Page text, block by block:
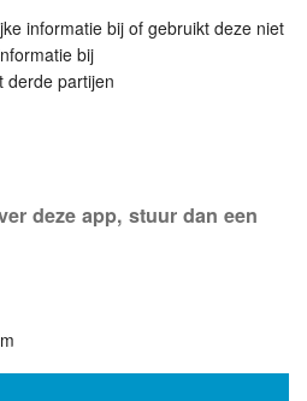
informatie bij of gebruikt deze niet
bij
derde partijen
deze app, stuur dan een